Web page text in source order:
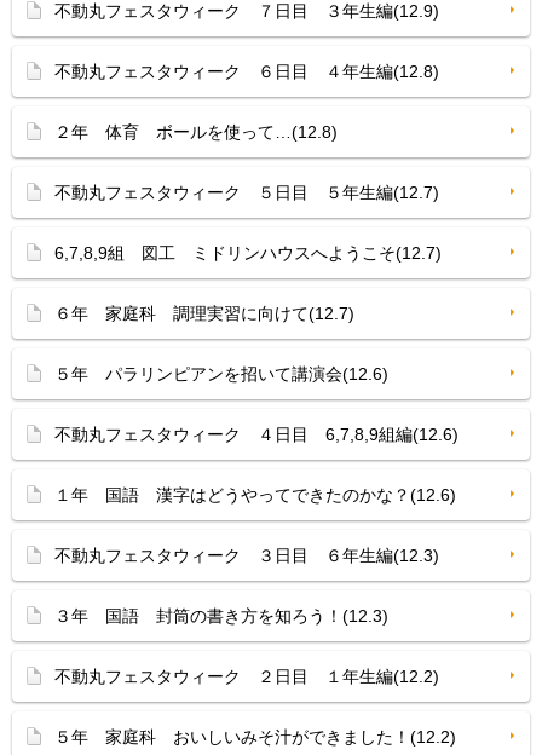
不動丸フェスタウィーク ７日目 ３年生編(12.9)
不動丸フェスタウィーク ６日目 ４年生編(12.8)
２年 体育 ボールを使って…(12.8)
不動丸フェスタウィーク ５日目 ５年生編(12.7)
6,7,8,9組 図工 ミドリンハウスへようこそ(12.7)
６年 家庭科 調理実習に向けて(12.7)
５年 パラリンピアンを招いて講演会(12.6)
不動丸フェスタウィーク ４日目 6,7,8,9組編(12.6)
１年 国語 漢字はどうやってできたのかな？(12.6)
不動丸フェスタウィーク ３日目 ６年生編(12.3)
３年 国語 封筒の書き方を知ろう！(12.3)
不動丸フェスタウィーク ２日目 １年生編(12.2)
５年 家庭科 おいしいみそ汁ができました！(12.2)